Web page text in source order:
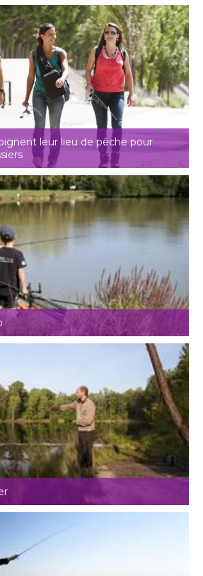
leur lieu de pêche pour